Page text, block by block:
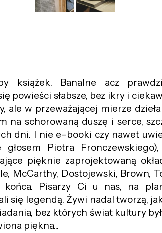
książek. Banalne acz
powieści słabsze, bez ikry i
ale w przeważającej mierze
na schorowaną duszę i serce,
dni. I nie e-booki czy nawet
Piotra
pięknie zaprojektowaną
McCarthy, Dostojewski, Brown,
końca. Pisarzy Ci u nas, na
się legendą. Żywi nadal tworzą,
bez których świat kultury
piękna...